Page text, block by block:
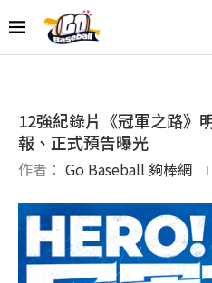
12強紀錄片《冠軍之路
報、正式預告曝光
作者： Go Baseball 夠棒網